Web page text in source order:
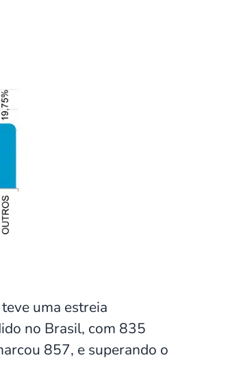
uma estreia
no Brasil, com 835
857, e superando o